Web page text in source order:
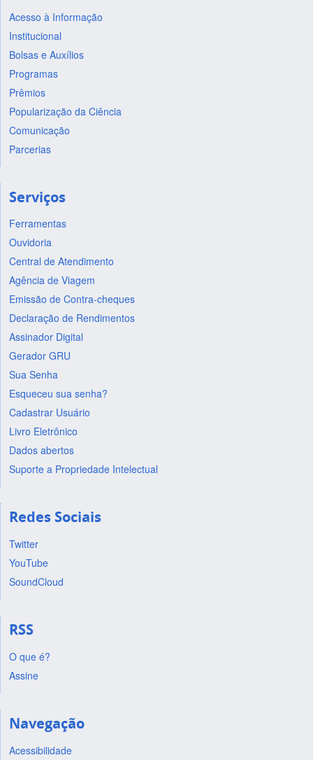
Acesso à Informação
Institucional
Bolsas e Auxílios
Programas
Prêmios
Popularização da Ciência
Comunicação
Parcerias
Serviços
Ferramentas
Ouvidoria
Central de Atendimento
Agência de Viagem
Emissão de Contra-cheques
Declaração de Rendimentos
Assinador Digital
Gerador GRU
Sua Senha
Esqueceu sua senha?
Cadastrar Usuário
Livro Eletrônico
Dados abertos
Suporte a Propriedade Intelectual
Redes Sociais
Twitter
YouTube
SoundCloud
RSS
O que é?
Assine
Navegação
Acessibilidade